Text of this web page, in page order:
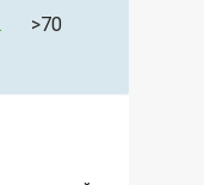
>70